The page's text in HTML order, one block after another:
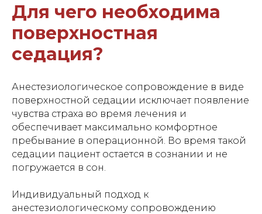
Для чего необходима
поверхностная
седация?
Анестезиологическое сопровождение в виде
поверхностной седации исключает появление
чувства страха во время лечения и
обеспечивает максимально комфортное
пребывание в операционной. Во время такой
седации пациент остается в сознании и не
погружается в сон.
Индивидуальный подход к
анестезиологическому сопровождению